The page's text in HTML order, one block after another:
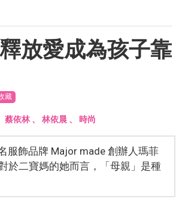
放愛成為孩子靠
藏
蔡依林、 林依晨、 時尚
服飾品牌 Major made 創辦人瑪菲
於二寶媽的她而言，「母親」是種